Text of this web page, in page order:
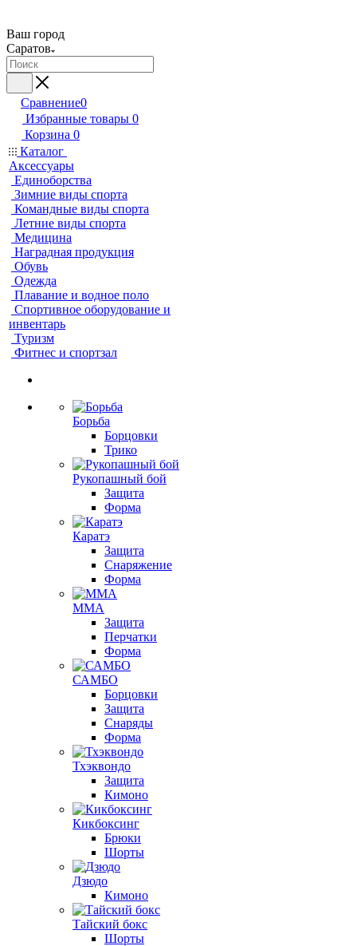
Ваш город
Саратов
Сравнение0
Избранные товары 0
Корзина 0
Каталог
Аксессуары
Единоборства
Зимние виды спорта
Командные виды спорта
Летние виды спорта
Медицина
Наградная продукция
Обувь
Одежда
Плавание и водное поло
Спортивное оборудование и
инвентарь
Туризм
Фитнес и спортзал
Борьба
Борцовки
Трико
Рукопашный бой
Защита
Форма
Каратэ
Защита
Снаряжение
Форма
ММА
Защита
Перчатки
Форма
САМБО
Борцовки
Защита
Снаряды
Форма
Тхэквондо
Защита
Кимоно
Кикбоксинг
Брюки
Шорты
Дзюдо
Кимоно
Тайский бокс
Шорты